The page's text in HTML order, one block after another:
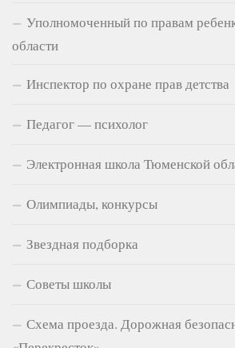
Уполномоченный по правам
области
Инспектор по охране прав детства
Педагог — психолог
Электронная школа Тюменской
Олимпиады, конкурсы
Звездная подборка
Советы школы
Схема проезда. Дорожная